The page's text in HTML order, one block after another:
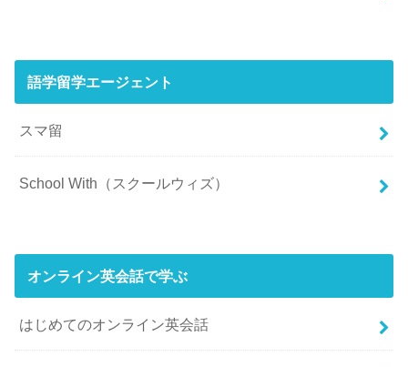
語学留学エージェント
スマ留
School With（スクールウィズ）
オンライン英会話で学ぶ
はじめてのオンライン英会話